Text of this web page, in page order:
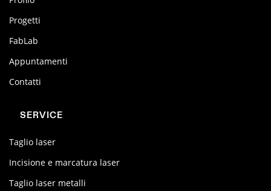
Progetti
FabLab
Appuntamenti
Contatti
SERVICE
Taglio laser
Incisione e marcatura laser
Taglio laser metalli